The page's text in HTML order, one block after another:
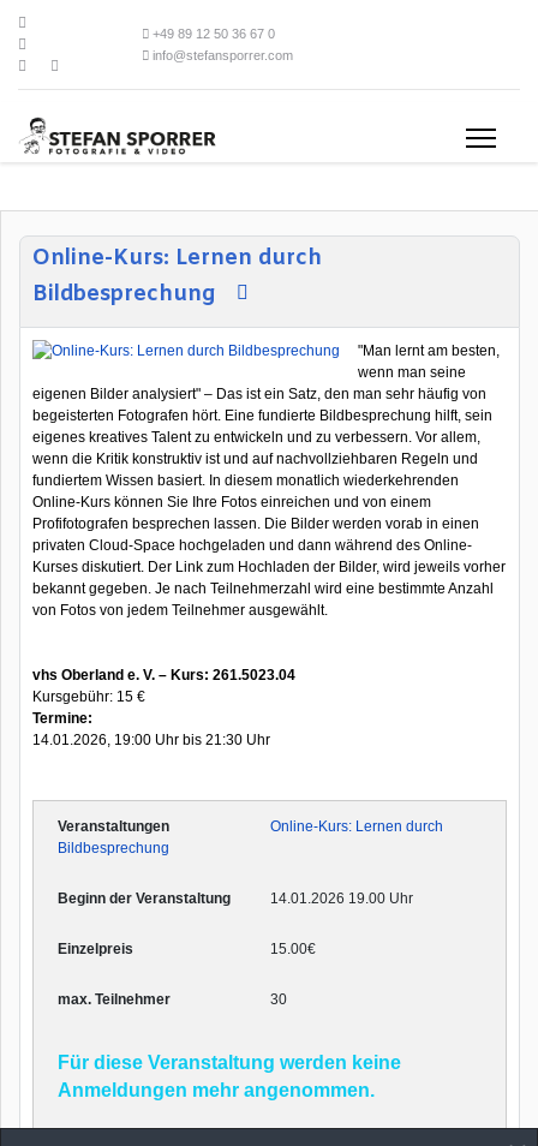
+49 89 12 50 36 67 0
info@stefansporrer.com
Online-Kurs: Lernen durch
Bildbesprechung
"Man lernt am besten,
wenn man seine
eigenen Bilder analysiert" – Das ist ein Satz, den man sehr häufig von
begeisterten Fotografen hört. Eine fundierte Bildbesprechung hilft, sein
eigenes kreatives Talent zu entwickeln und zu verbessern. Vor allem,
wenn die Kritik konstruktiv ist und auf nachvollziehbaren Regeln und
fundiertem Wissen basiert. In diesem monatlich wiederkehrenden
Online-Kurs können Sie Ihre Fotos einreichen und von einem
Profifotografen besprechen lassen. Die Bilder werden vorab in einen
privaten Cloud-Space hochgeladen und dann während des Online-
Kurses diskutiert. Der Link zum Hochladen der Bilder, wird jeweils vorher
bekannt gegeben. Je nach Teilnehmerzahl wird eine bestimmte Anzahl
von Fotos von jedem Teilnehmer ausgewählt.
vhs Oberland e. V. – Kurs: 261.5023.04
Kursgebühr: 15 €
Termine:
14.01.2026, 19:00 Uhr bis 21:30 Uhr
Online-Kurs: Lernen durch
Bildbesprechung
14.01.2026 19.00 Uhr
15.00€
30
Für diese Veranstaltung werden keine
Anmeldungen mehr angenommen.